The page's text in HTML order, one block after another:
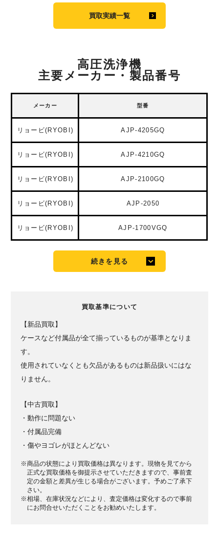
買取実績一覧
高圧洗浄機
主要メーカー・製品番号
メーカー 型番
リョービ(RYOBI) AJP-4205GQ
リョービ(RYOBI) AJP-4210GQ
リョービ(RYOBI) AJP-2100GQ
リョービ(RYOBI) AJP-2050
リョービ(RYOBI) AJP-1700VGQ
続きを見る
買取基準について
【新品買取】
ケースなど付属品が全て揃っているものが基準となりま
す。
使用されていなくとも欠品があるものは新品扱いにはな
りません。
【中古買取】
・動作に問題ない
・付属品完備
・傷やヨゴレがほとんどない
※商品の状態により買取価格は異なります。現物を見てから
正式な買取価格を御提示させていただきますので、事前査
定の金額と差異が生じる場合がございます。予めご了承下
さい。
※相場、在庫状況などにより、査定価格は変化するので事前
にお問合せいただくことをお勧めいたします。